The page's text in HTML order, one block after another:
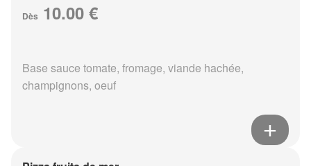
Dès 10.00 €
Base sauce tomate, fromage, viande hachée,
champignons, oeuf